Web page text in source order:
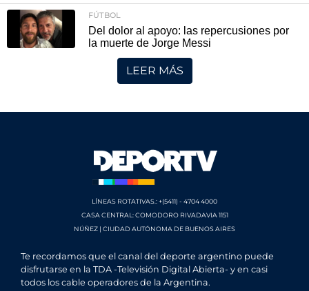
FÚTBOL
Del dolor al apoyo: las repercusiones por
la muerte de Jorge Messi
LEER MÁS
LÍNEAS ROTATIVAS.: +(5411) - 4704 4000
CASA CENTRAL: COMODORO RIVADAVIA 1151
NÚÑEZ | CIUDAD AUTÓNOMA DE BUENOS AIRES
Te recordamos que el canal del deporte argentino puede
disfrutarse en la TDA -Televisión Digital Abierta- y en casi
todos los cable operadores de la Argentina.